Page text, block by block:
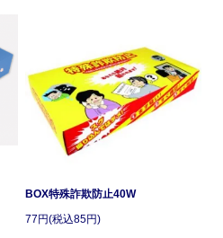
BOX特殊詐欺防止40W
77円(税込85円)